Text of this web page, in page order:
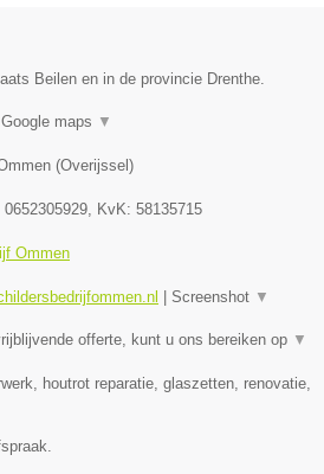
Beilen en in de provincie Drenthe.
Google maps ▼
(Overijssel)
0652305929 , KvK: 58135715
Ommen
| Screenshot ▼
offerte, kunt u ons bereiken op ▼
houtrot reparatie, glaszetten, renovatie,